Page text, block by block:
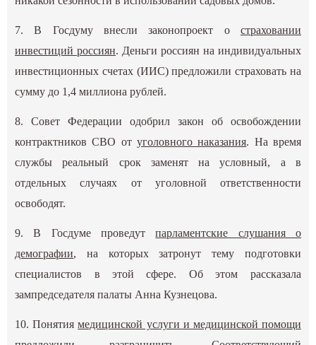
7. В Госдуму внесли законопроект о страховании
инвестиций россиян. Деньги россиян на индивидуальных
инвестиционных счетах (ИИС) предложили страховать на
сумму до 1,4 миллиона рублей.
8. Совет Федерации одобрил закон об освобождении
контрактников СВО от уголовного наказания. На время
службы реальный срок заменят на условный, а в
отдельных случаях от уголовной ответственности
освободят.
9. В Госдуме проведутпарламентские слушания о
демографии, на которых затронут тему подготовки
специалистов в этой сфере. Об этом рассказала
зампредседателя палаты Анна Кузнецова.
10. Понятиямедицинской услуги и медицинской помощи